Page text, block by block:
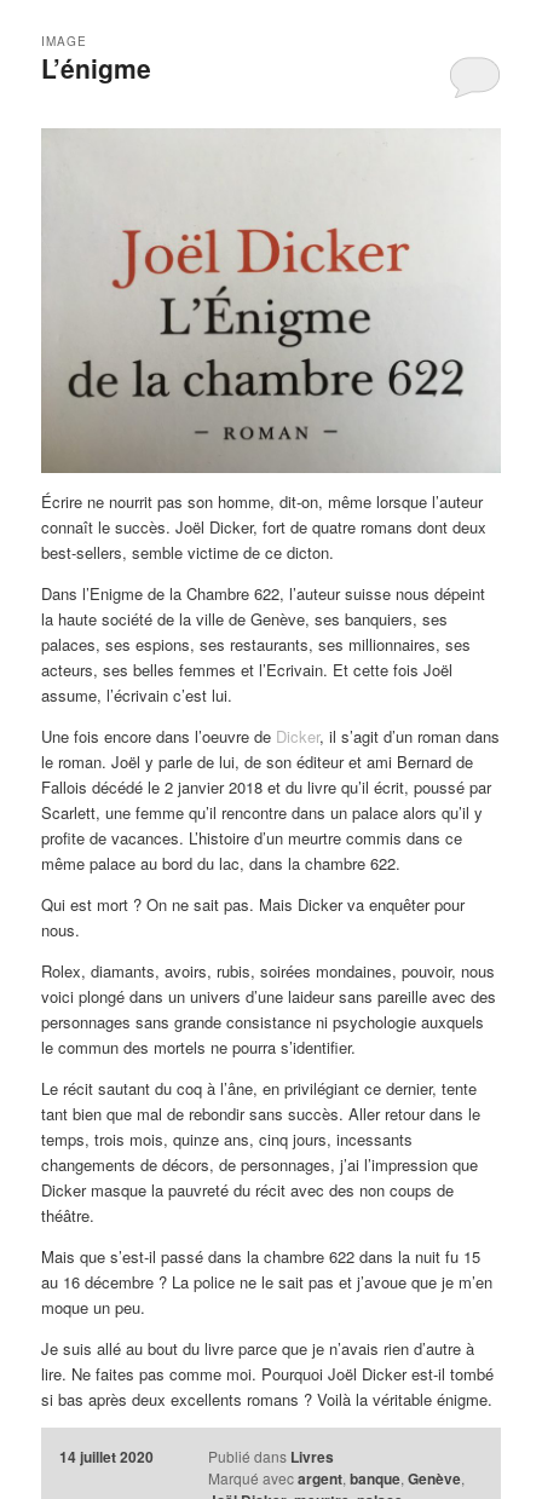
L’énigme
IMAGE
Écrire ne nourrit pas son homme, dit-on, même lorsque l’auteur
connaît le succès. Joël Dicker, fort de quatre romans dont deux
best-sellers, semble victime de ce dicton.
Dans l’Enigme de la Chambre 622, l’auteur suisse nous dépeint
la haute société de la ville de Genève, ses banquiers, ses
palaces, ses espions, ses restaurants, ses millionnaires, ses
acteurs, ses belles femmes et l’Ecrivain. Et cette fois Joël
assume, l’écrivain c’est lui.
Une fois encore dans l’oeuvre de Dicker, il s’agit d’un roman dans
le roman. Joël y parle de lui, de son éditeur et ami Bernard de
Fallois décédé le 2 janvier 2018 et du livre qu’il écrit, poussé par
Scarlett, une femme qu’il rencontre dans un palace alors qu’il y
profite de vacances. L’histoire d’un meurtre commis dans ce
même palace au bord du lac, dans la chambre 622.
Qui est mort ? On ne sait pas. Mais Dicker va enquêter pour
nous.
Rolex, diamants, avoirs, rubis, soirées mondaines, pouvoir, nous
voici plongé dans un univers d’une laideur sans pareille avec des
personnages sans grande consistance ni psychologie auxquels
le commun des mortels ne pourra s’identifier.
Le récit sautant du coq à l’âne, en privilégiant ce dernier, tente
tant bien que mal de rebondir sans succès. Aller retour dans le
temps, trois mois, quinze ans, cinq jours, incessants
changements de décors, de personnages, j’ai l’impression que
Dicker masque la pauvreté du récit avec des non coups de
théâtre.
Mais que s’est-il passé dans la chambre 622 dans la nuit fu 15
au 16 décembre ? La police ne le sait pas et j’avoue que je m’en
moque un peu.
Je suis allé au bout du livre parce que je n’avais rien d’autre à
lire. Ne faites pas comme moi. Pourquoi Joël Dicker est-il tombé
si bas après deux excellents romans ? Voilà la véritable énigme.
14 juillet 2020 Publié dans Livres
Marqué avec argent, banque, Genève,